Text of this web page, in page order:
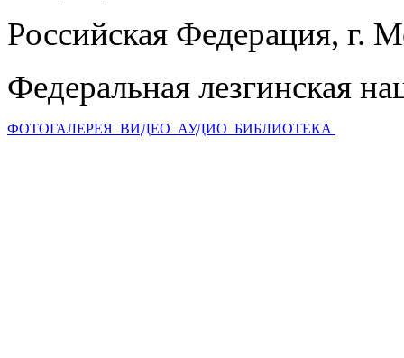
Российская Федерация, г.
Федеральная лезгинская
ФОТОГАЛЕРЕЯ ВИДЕО АУДИО БИБЛИОТЕКА